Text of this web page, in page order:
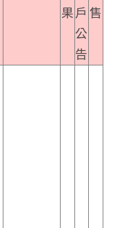
果 戶
公
告
售